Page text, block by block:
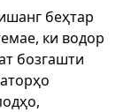
беҳтар
ки водор
бозгашти